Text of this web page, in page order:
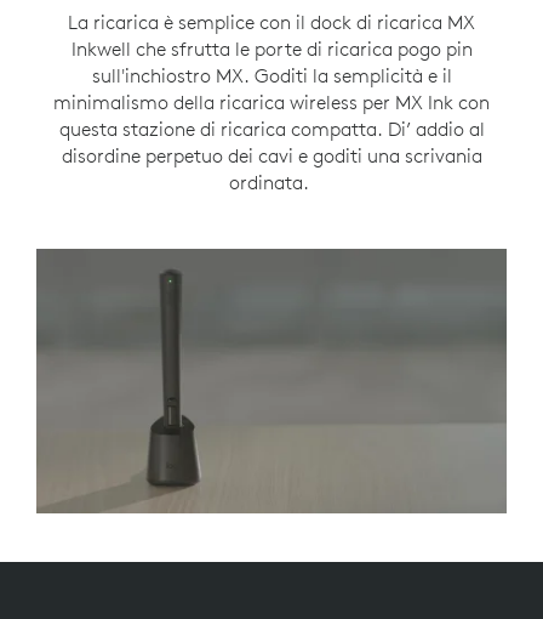
La ricarica è semplice con il dock di ricarica MX
Inkwell che sfrutta le porte di ricarica pogo pin
sull'inchiostro MX. Goditi la semplicità e il
minimalismo della ricarica wireless per MX Ink con
questa stazione di ricarica compatta. Di’ addio al
disordine perpetuo dei cavi e goditi una scrivania
ordinata.